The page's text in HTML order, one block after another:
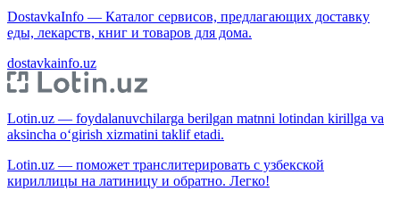
DostavkaInfo — Каталог сервисов, предлагающих доставку
еды, лекарств, книг и товаров для дома.
dostavkainfo.uz
Lotin.uz — foydalanuvchilarga berilgan matnni lotindan kirillga va
aksincha o‘girish xizmatini taklif etadi.
Lotin.uz — поможет транслитерировать с узбекской
кириллицы на латиницу и обратно. Легко!